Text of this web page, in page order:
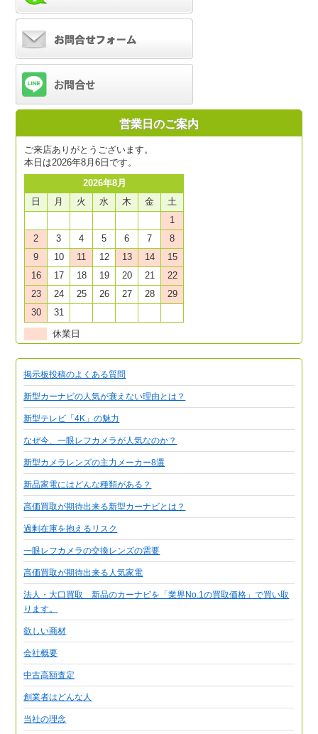
営業日のご案内
ご来店ありがとうございます。
本日は2026年8月6日です。
2026年8月
日
月 火 水 木 金
土
1
2
3 4 5 6 7
8
9
10 11 12 13 14
15
16
17 18 19 20 21
22
23
24 25 26 27 28
29
30
31
休業日
掲示板投稿のよくある質問
新型カーナビの人気が衰えない理由とは？
新型テレビ「4K」の魅力
なぜ今、一眼レフカメラが人気なのか？
新型カメラレンズの主力メーカー8選
新品家電にはどんな種類がある？
高価買取が期待出来る新型カーナビとは？
過剰在庫を抱えるリスク
一眼レフカメラの交換レンズの需要
高価買取が期待出来る人気家電
法人・大口買取 新品のカーナビを「業界No.1の買取価格」で買い取
ります。
欲しい商材
会社概要
中古高額査定
創業者はどんな人
当社の理念